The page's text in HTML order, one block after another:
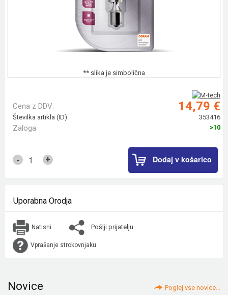
** slika je simbolična
Cena z DDV: 14,79 €
Številka artikla (ID): 353416
Zaloga >10
- + Dodaj v košarico
Uporabna Orodja
Natisni Pošlji prijatelju
Vprašanje strokovnjaku
Novice Poglej vse novice...